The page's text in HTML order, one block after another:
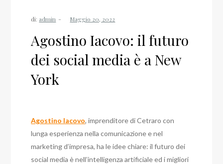
di: admin
Agostino Iacovo: il futuro
dei social media è a New
York
Agostino Iacovo, imprenditore di Cetraro con
lunga esperienza nella comunicazione e nel
marketing d’impresa, ha le idee chiare: il futuro dei
social media è nell’intelligenza artificiale ed i migliori